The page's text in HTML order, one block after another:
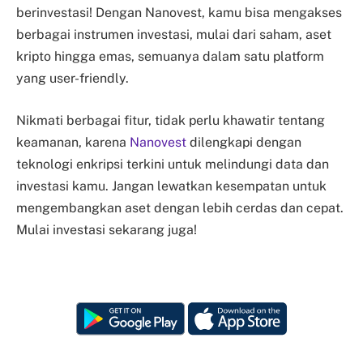
berinvestasi! Dengan Nanovest, kamu bisa mengakses
berbagai instrumen investasi, mulai dari saham, aset
kripto hingga emas, semuanya dalam satu platform
yang user-friendly.
Nikmati berbagai fitur, tidak perlu khawatir tentang
keamanan, karena Nanovest dilengkapi dengan
teknologi enkripsi terkini untuk melindungi data dan
investasi kamu. Jangan lewatkan kesempatan untuk
mengembangkan aset dengan lebih cerdas dan cepat.
Mulai investasi sekarang juga!